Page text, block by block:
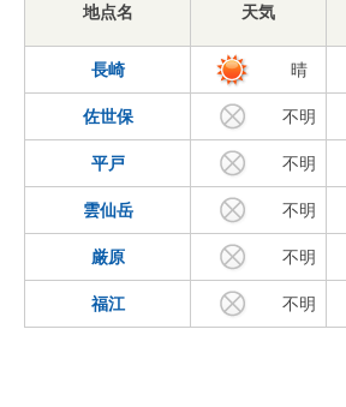
地点名 天気
長崎 晴
佐世保 不明
平戸 不明
雲仙岳 不明
厳原 不明
福江 不明